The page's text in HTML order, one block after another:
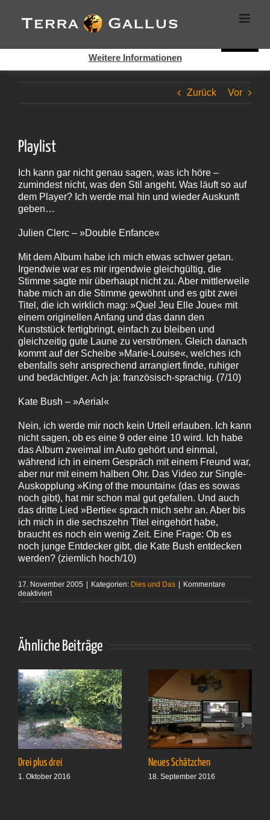
Inhalt
springen
Zurück Vor
Playlist
Ich kann gar nicht genau sagen, was ich höre –
zumindest nicht, was den Stil angeht. Was läuft so auf
dem Player? Ich werde mal hin und wieder Auskunft
geben…
Julien Clerc – »Double Enfance«
Mit dem Album habe ich mich etwas schwer getan.
Irgendwie war es mir irgendwie gleichgültig, die
Stimme sagte mir überhaupt nicht zu. Aber mittlerweile
habe mich an die Stimme gewöhnt und es gibt zwei
Titel, die ich wirklich mag: »Quel Jeu Elle Joue« mit
einem originellen Anfang und das dann den
Kunststück fertigbringt, einfach zu bleiben und
gleichzeitig gute Laune zu verströmen. Gleich danach
kommt auf der Scheibe »Marie-Louise«, welches ich
ebenfalls sehr ansprechend arrangiert finde, ruhiger
und bedächtiger. Ach ja: französisch-sprachig. (7/10)
Kate Bush – »Aerial«
Nein, ich werde mir noch kein Urteil erlauben. Ich kann
nicht sagen, ob es eine 9 oder eine 10 wird. Ich habe
das Album zweimal im Auto gehört und einmal,
während ich in einem Gespräch mit einem Freund war,
aber nur mit einem halben Ohr. Das Video zur Single-
Auskopplung »King of the mountain« (das es sowas
noch gibt), hat mir schon mal gut gefallen. Und auch
das dritte Lied »Bertie« sprach mich sehr an. Aber bis
ich mich in die sechszehn Titel eingehört habe,
braucht es noch ein wenig Zeit. Eine Frage: Ob es
noch junge Entdecker gibt, die Kate Bush entdecken
werden? (ziemlich hoch/10)
17. November 2005 | Kategorien: Dies und Das | Kommentare
deaktiviertfür
Ähnliche Beiträge
Drei plus drei
1. Oktober 2016
Neues Schätzchen
18. September 2016
Cookies helfen auf auf dieser Seite bei der Bereitstellung der
Dienste. Durch die Nutzung dieser Webseite erklären Sie sich
Weitere Informationen